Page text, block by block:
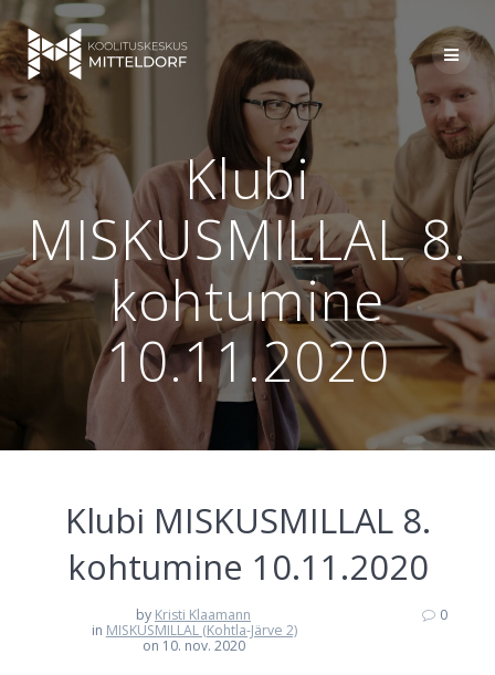
content
Klubi
MISKUSMILLAL 8.
kohtumine
10.11.2020
Klubi MISKUSMILLAL 8.
kohtumine 10.11.2020
by Kristi Klaamann
in MISKUSMILLAL (Kohtla-Järve 2)
on 10. nov. 2020
0